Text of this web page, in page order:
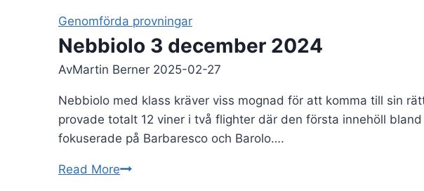
decennier
Genomförda provningar
Nebbiolo 3 december 2024
AvMartin Berner 2025-02-27
Nebbiolo med klass kräver viss mognad för att komma till sin
provade totalt 12 viner i två flighter där den första innehöll
fokuserade på Barbaresco och Barolo….
Read MoreNebbiolo